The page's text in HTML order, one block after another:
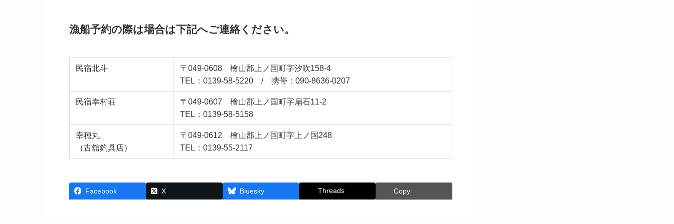
漁船予約の際は場合は下記へご連絡ください。
民宿北斗
〒049-0608 檜山郡上ノ国町字汐吹158-4
TEL：0139-58-5220 / 携帯：090-8636-0207
民宿幸村荘
〒049-0607 檜山郡上ノ国町字扇石11-2
TEL：0139-58-5158
幸穂丸
（古舘釣具店）
〒049-0612 檜山郡上ノ国町字上ノ国248
TEL：0139-55-2117
Facebook X Bluesky Threads Copy